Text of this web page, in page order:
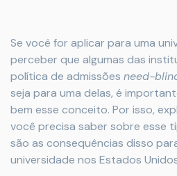
Se você for aplicar para uma
perceber que algumas das
política de admissões need-
seja para uma delas, é
bem esse conceito. Por isso,
você precisa saber sobre esse
são as consequências disso
universidade nos Estados